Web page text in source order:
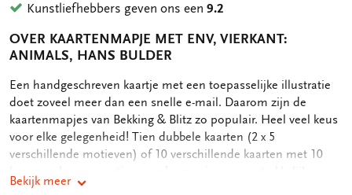
Kunstliefhebbers geven ons een9.2
OVER KAARTENMAPJE MET ENV, VIERKANT:
ANIMALS, HANS BULDER
OMSCHRIJVING
Een handgeschreven kaartje met een toepasselijke illustratie
doet zoveel meer dan een snelle e-mail. Daarom zijn de
kaartenmapjes van Bekking & Blitz zo populair. Heel veel keus
voor elke gelegenheid! Tien dubbele kaarten (2 x 5
verschillende motieven) of 10 verschillende kaarten met 10
kaartenmapje. Op de achterkant van het mapje staan de
Bekijk meer